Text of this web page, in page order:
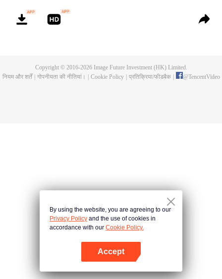
Copyright © 2016-2026Image Future Investment (HK) Limited.
नियम और शर्तें
गोपनीयता की नीतियां। Cookie Policy प्रतिक्रिया/फीडबैक @TencentVideo
By using the website, you are agreeing to our
Privacy Policy and the use of cookies in
accordance with our Cookie Policy.
Accept